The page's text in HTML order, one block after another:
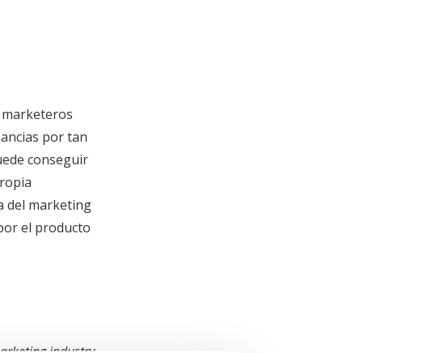
marketeros
por tan
conseguir
del marketing
el producto